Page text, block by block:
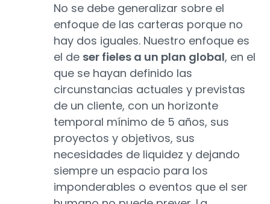
No se debe generalizar sobre el
enfoque de las carteras porque no
hay dos iguales. Nuestro enfoque es
el de ser fieles a un plan global, en el
que se hayan definido las
circunstancias actuales y previstas
de un cliente, con un horizonte
temporal mínimo de 5 años, sus
proyectos y objetivos, sus
necesidades de liquidez y dejando
siempre un espacio para los
imponderables o eventos que el ser